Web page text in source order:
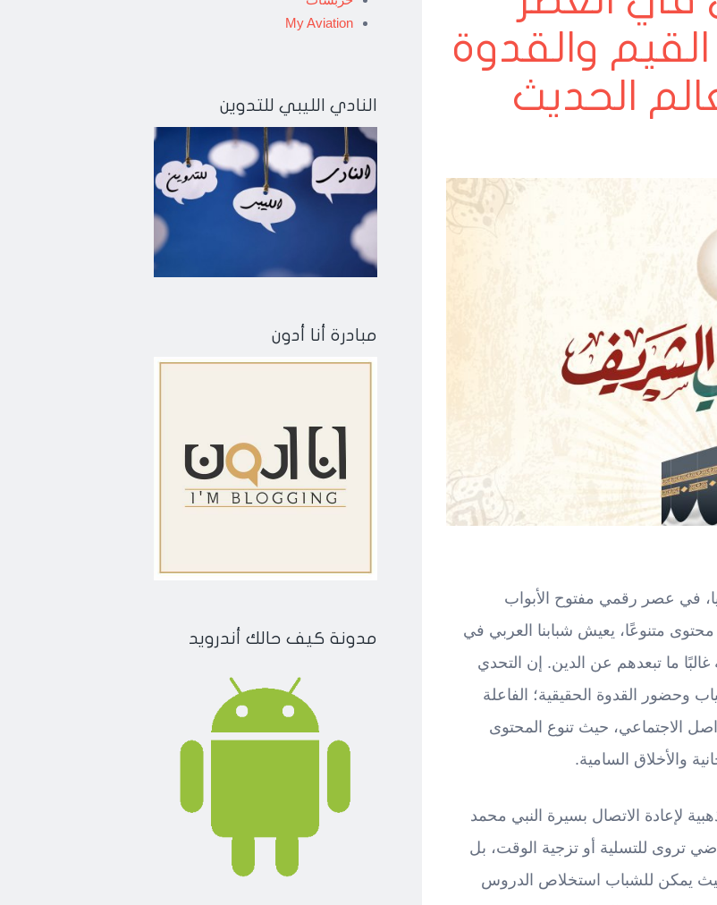
والقدوة
الحديث
في عصر رقمي مفتوح الأبواب
محتوى متنوعًا، يعيش شبابنا العربي في
ما تبعدهم عن الدين. إن التحدي
وحضور القدوة الحقيقية؛ الفاعلة
الاجتماعي، حيث تنوع المحتوى
والأخلاق السامية.
لإعادة الاتصال بسيرة النبي محمد
تروى للتسلية أو تزجية الوقت، بل
حيث يمكن للشباب استخلاص الدروس
My Aviation
النادي الليبي للتدوين
مبادرة أنا أدون
مدونة كيف حالك أندرويد